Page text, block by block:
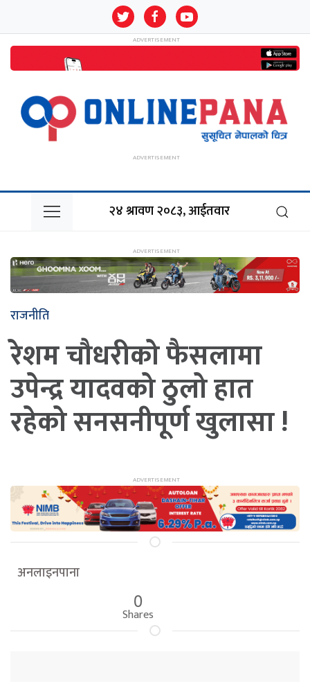
२४ श्रावण २०८३, आईतवार
राजनीति
रेशम चौधरीको फैसलामा
उपेन्द्र यादवको ठुलो हात
रहेको सनसनीपूर्ण खुलासा !
अनलाइनपाना
0
Shares